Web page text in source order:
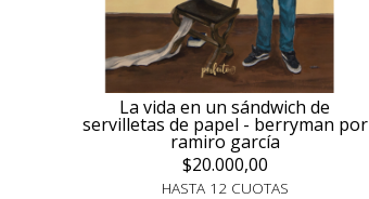
La vida en un sándwich de
servilletas de papel - berryman por
ramiro garcía
$20.000,00
HASTA 12 CUOTAS